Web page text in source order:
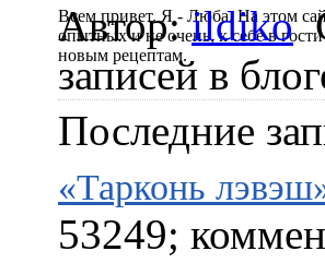
Всем привет. Я - Люба. На этом
опытных и не очень, к себе в
новым рецептам.
Автор:ildiko
записей в
Последние
«Тарконь
53249;